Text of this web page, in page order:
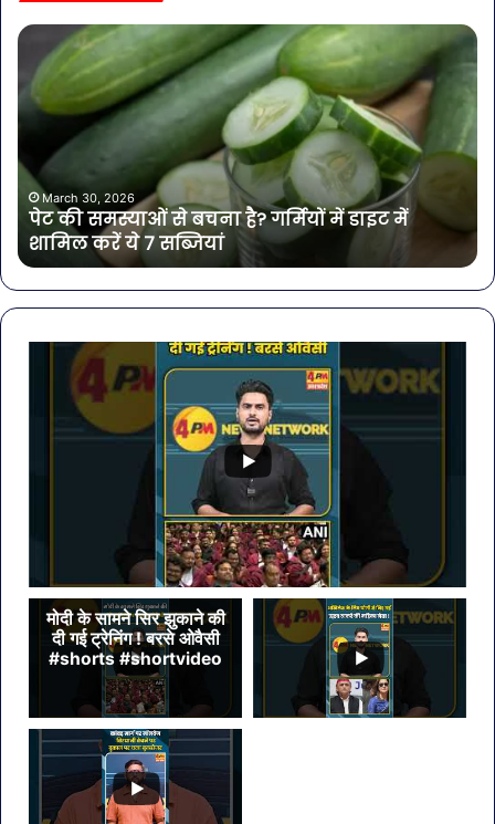
पेट
समस्याओं
गर्मियों
डाइट
शामिल
करें
ये
March 30, 2026
पेट की समस्याओं से बचना है? गर्मियों में डाइट में
शामिल करें ये 7 सब्जियां
के
मोदी के सामने सिर झुकाने की
दी गई ट्रेनिंग ! बरसे ओवैसी
#shorts #shortvideo